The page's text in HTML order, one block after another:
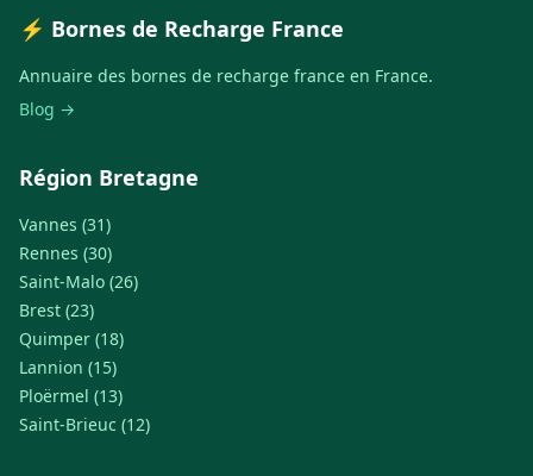
⚡ Bornes de Recharge France
Annuaire des bornes de recharge france en France.
Blog →
Région Bretagne
Vannes (31)
Rennes (30)
Saint-Malo (26)
Brest (23)
Quimper (18)
Lannion (15)
Ploërmel (13)
Saint-Brieuc (12)